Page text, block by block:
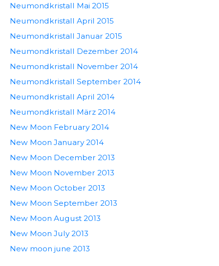
Neumondkristall Mai 2015
Neumondkristall April 2015
Neumondkristall Januar 2015
Neumondkristall Dezember 2014
Neumondkristall November 2014
Neumondkristall September 2014
Neumondkristall April 2014
Neumondkristall März 2014
New Moon February 2014
New Moon January 2014
New Moon December 2013
New Moon November 2013
New Moon October 2013
New Moon September 2013
New Moon August 2013
New Moon July 2013
New moon june 2013